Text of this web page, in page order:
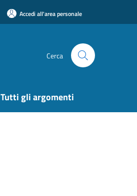
Accedi all'area personale
Cerca
Tutti gli argomenti